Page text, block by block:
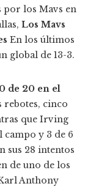
los Mavs en
Los Mavs
En los últimos
global de 13-3.
de 20 en el
rebotes, cinco
que Irving
campo y 3 de 6
sus 28 intentos
de uno de los
Anthony